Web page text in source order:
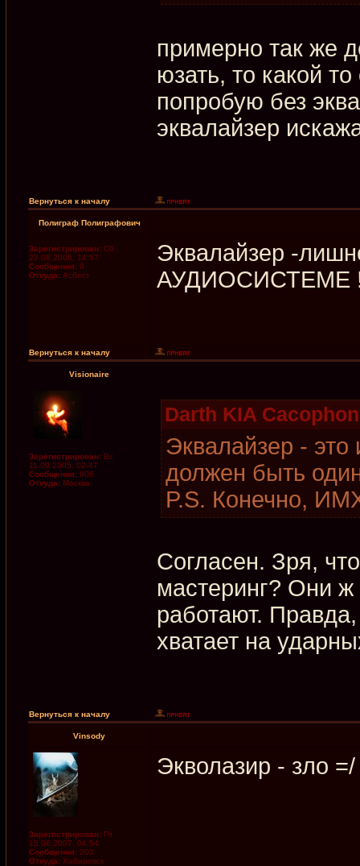
примерно так же
юзать, то какой
попробую без
эквалайзер
Вернуться к началу
Полиграф Полиграфович
Зарегистрирован: Сб
23.08.2008, 14:57
Сообщения: 9
Откуда: Асбест
Эквалайзер -
АУДИОСИСТЕМЕ
Вернуться к началу
Visionaire
Зарегистрирован: Вс
11.09.2005, 02:47
Сообщения: 906
Откуда: Москва
Darth KIA
Эквалайзер -
должен быть
P.S. Конечно,
Согласен. Зря,
мастеринг? Они
работают.
хватает на
Вернуться к началу
Vinsody
Зарегистрирован: Пт
15.06.2007, 04:54
Сообщения: 203
Откуда: Хабаровск
Экволазир - зло =/